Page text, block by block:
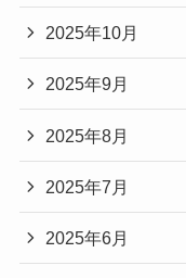
2025年10月
2025年9月
2025年8月
2025年7月
2025年6月